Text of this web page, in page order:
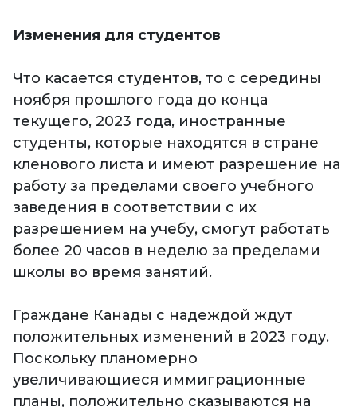
Изменения для студентов
Что касается студентов, то с середины
ноября прошлого года до конца
текущего, 2023 года, иностранные
студенты, которые находятся в стране
кленового листа и имеют разрешение на
работу за пределами своего учебного
заведения в соответствии с их
разрешением на учебу, смогут работать
более 20 часов в неделю за пределами
школы во время занятий.
Граждане Канады с надеждой ждут
положительных изменений в 2023 году.
Поскольку планомерно
увеличивающиеся иммиграционные
планы, положительно сказываются на